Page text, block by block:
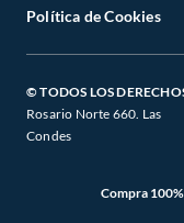
Política de Cookies
© TODOS LOS
Rosario Norte 660. Las
Condes
Compra